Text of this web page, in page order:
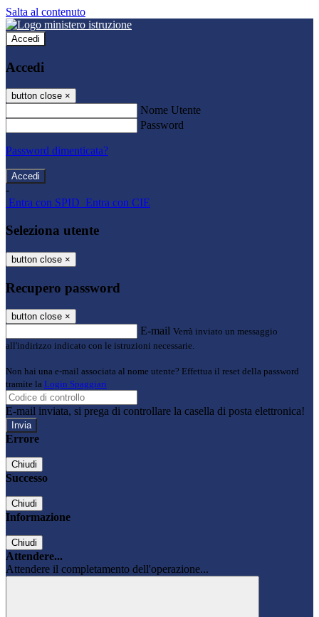
Salta al contenuto
Accedi
Accedi
button close ×
Nome Utente
Password
Password dimenticata?
-
Entra con SPID Entra con CIE
Seleziona utente
button close ×
Recupero password
button close ×
E-mail Verrà inviato un messaggio
all'indirizzo indicato con le istruzioni necessarie.
Non hai una e-mail associata al nome utente? Effettua il reset della password
tramite la Login Spaggiari
E-mail inviata, si prega di controllare la casella di posta elettronica!
Errore
Chiudi
Successo
Chiudi
Informazione
Chiudi
Attendere...
Attendere il completamento dell'operazione...